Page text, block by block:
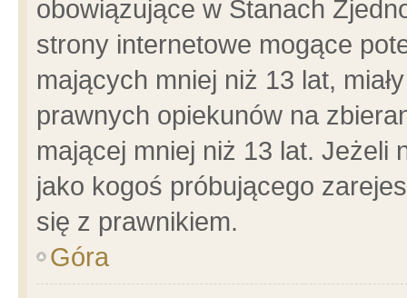
obowiązujące w Stanach
strony internetowe mogące
mających mniej niż 13 lat,
prawnych opiekunów na
mającej mniej niż 13 lat. Jeżeli
jako kogoś próbującego
się z prawnikiem.
Góra